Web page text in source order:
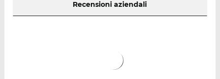
Recensioni aziendali